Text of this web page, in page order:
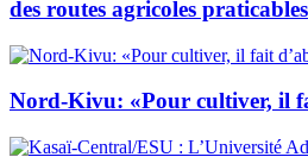
des routes agricoles praticables
Nord-Kivu: «Pour cultiver, il